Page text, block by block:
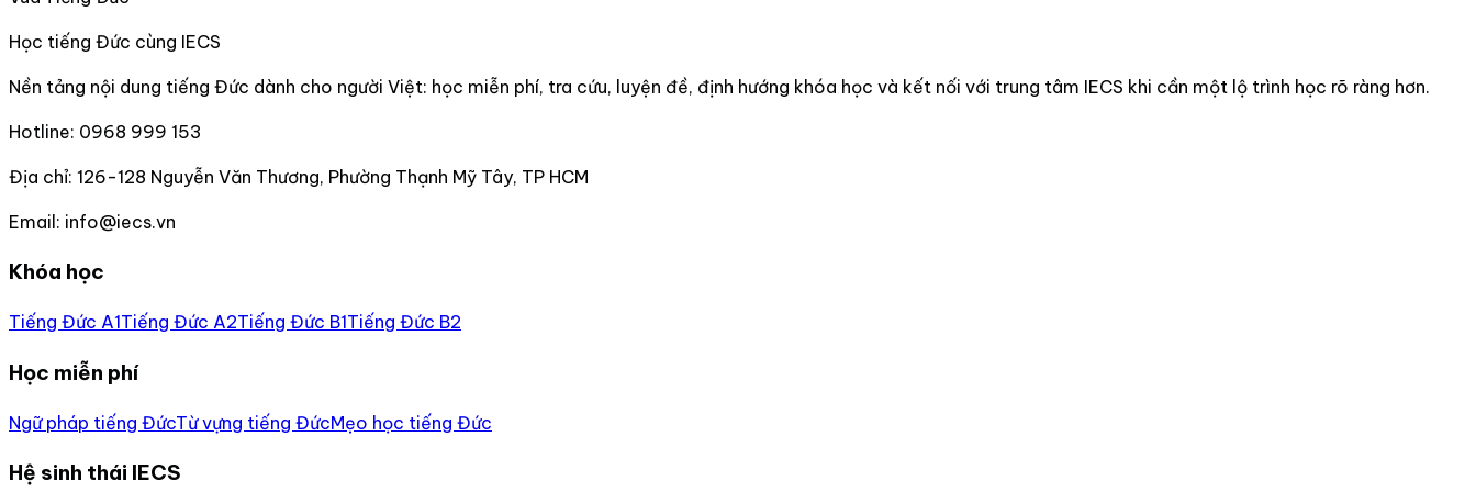
Học tiếng Đức cùng IECS
Nền tảng nội dung tiếng Đức dành cho người Việt: học miễn phí, tra cứu, luyện đề, định hướng khóa học và kết nối với trung tâm IECS khi cần một lộ trình học rõ ràng hơn.
Hotline: 0968 999 153
Địa chỉ: 126-128 Nguyễn Văn Thương, Phường Thạnh Mỹ Tây, TP HCM
Email: info@iecs.vn
Khóa học
Tiếng Đức A1Tiếng Đức A2Tiếng Đức B1Tiếng Đức B2
Học miễn phí
Ngữ pháp tiếng ĐứcTừ vựng tiếng ĐứcMẹo học tiếng Đức
Hệ sinh thái IECS